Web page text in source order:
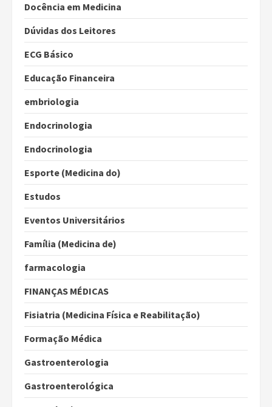
Docência em Medicina
Dúvidas dos Leitores
ECG Básico
Educação Financeira
embriologia
Endocrinologia
Endocrinologia
Esporte (Medicina do)
Estudos
Eventos Universitários
Família (Medicina de)
farmacologia
FINANÇAS MÉDICAS
Fisiatria (Medicina Física e Reabilitação)
Formação Médica
Gastroenterologia
Gastroenterológica